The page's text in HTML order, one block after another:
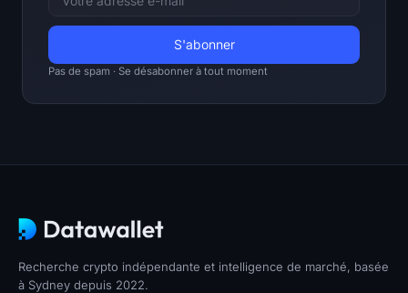
Funding Rates
Suivi du gas de l'ETH
Suivi de portefeuille de cryptos
Pas de spam · Se désabonner à tout moment
Recherche crypto indépendante et intelligence de marché, basée
à Sydney depuis 2022.